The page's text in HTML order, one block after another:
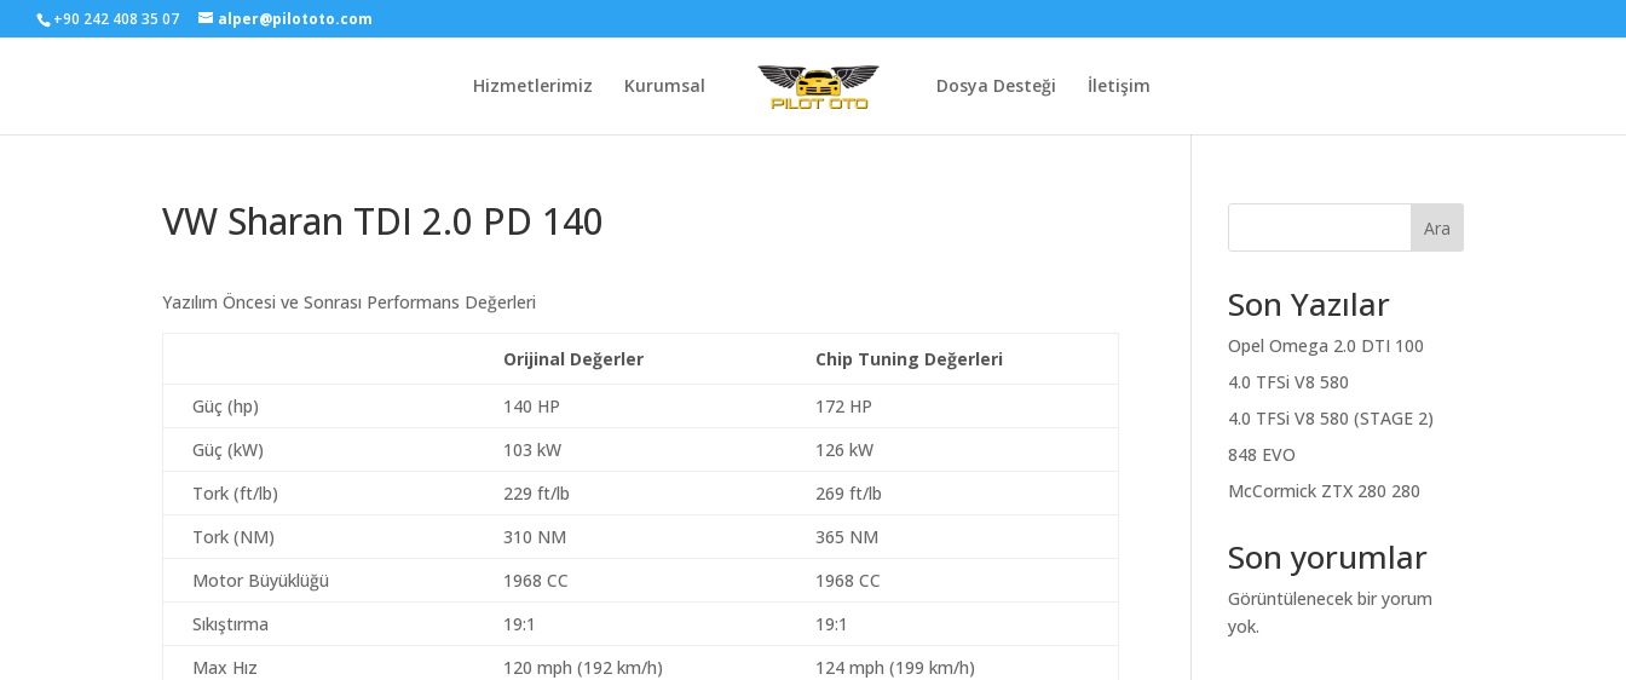
+90 242 408 35 07 alper@pilototo.com
Hizmetlerimiz Kurumsal Dosya Desteği İletişim
VW Sharan TDI 2.0 PD 140
Yazılım Öncesi ve Sonrası Performans Değerleri
Orijinal Değerler Chip Tuning Değerleri
Güç (hp) 140 HP
172 HP
Güç (kW)
103 kW
126 kW
Tork (ft/lb)
229 ft/lb
269 ft/lb
Tork (NM)
310 NM
365 NM
Motor Büyüklüğü
1968 CC
1968 CC
Sıkıştırma
19:1
19:1
Max Hız
120 mph (192 km/h)
124 mph (199 km/h)
Ara
Son Yazılar
Opel Omega 2.0 DTI 100
4.0 TFSi V8 580
4.0 TFSi V8 580 (STAGE 2)
848 EVO
McCormick ZTX 280 280
Son yorumlar
Görüntülenecek bir yorum
yok.